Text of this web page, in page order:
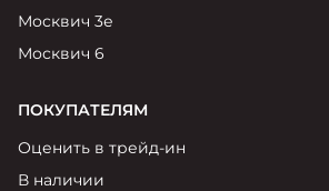
Москвич 3е
Москвич 6
ПОКУПАТЕЛЯМ
Оценить в трейд-ин
В наличии